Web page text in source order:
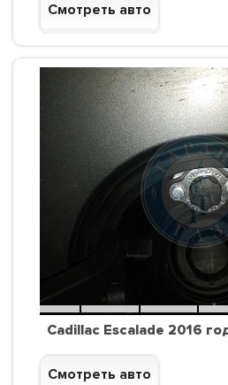
Смотреть авто
Cadillac Escalade 2016
Смотреть авто